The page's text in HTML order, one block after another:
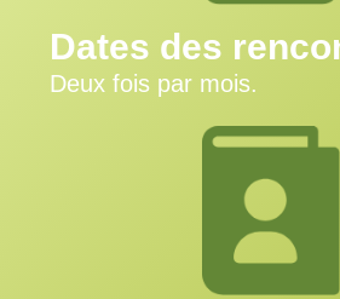
Dates des
Deux fois par mois.